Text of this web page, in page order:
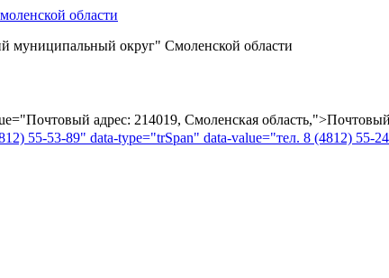
муниципальный округ" Смоленской области
адрес: 214019, Смоленская
55-53-89" data-type="trSpan" data-value="тел. 8 (4812) 55-